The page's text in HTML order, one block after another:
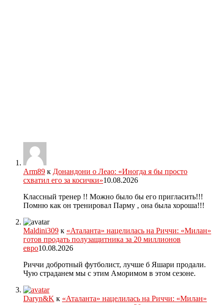
Arm89 к Донандони о Леао: «Иногда я бы просто
схватил его за косички»10.08.2026
Классный тренер !! Можно было бы его пригласить!!!
Помню как он тренировал Парму , она была хороша!!!
Maldini309 к «Аталанта» нацелилась на Риччи: «Милан»
готов продать полузащитника за 20 миллионов
евро10.08.2026
Риччи добротный футболист, лучше б Яшари продали.
Чую страданем мы с этим Аморимом в этом сезоне.
Daryn&K к «Аталанта» нацелилась на Риччи: «Милан»